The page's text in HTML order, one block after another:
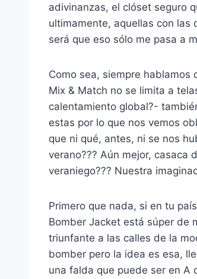
adivinanzas, el clóset seguro
ultimamente, aquellas con las
será que eso sólo me pasa a
Como sea, siempre
Mix & Match no se limita a
calentamiento global?-
estas por lo que nos vemos
que ni qué, antes, ni se nos
verano??? Aún mejor, casaca
veraniego??? Nuestra
Primero que nada, si en tu
Bomber Jacket está súper de
triunfante a las calles de la
bomber pero la idea es esa,
una falda que puede ser en A